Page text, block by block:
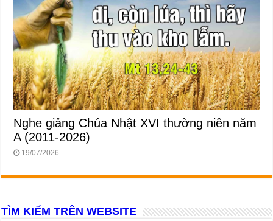
Nghe giảng Chúa Nhật XVI thường niên năm
A (2011-2026)
19/07/2026
TÌM KIẾM TRÊN WEBSITE